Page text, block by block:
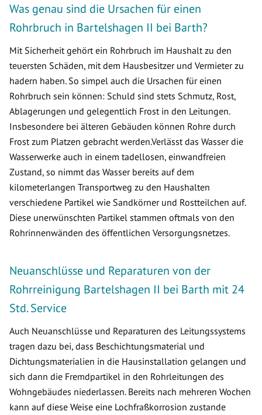
Was genau sind die Ursachen für einen
Rohrbruch in Bartelshagen II bei Barth?
Mit Sicherheit gehört ein Rohrbruch im Haushalt zu den
teuersten Schäden, mit dem Hausbesitzer und Vermieter zu
hadern haben. So simpel auch die Ursachen für einen
Rohrbruch sein können: Schuld sind stets Schmutz, Rost,
Ablagerungen und gelegentlich Frost in den Leitungen.
Insbesondere bei älteren Gebäuden können Rohre durch
Frost zum Platzen gebracht werden.Verlässt das Wasser die
Wasserwerke auch in einem tadellosen, einwandfreien
Zustand, so nimmt das Wasser bereits auf dem
kilometerlangen Transportweg zu den Haushalten
verschiedene Partikel wie Sandkörner und Rostteilchen auf.
Diese unerwünschten Partikel stammen oftmals von den
Rohrinnenwänden des öffentlichen Versorgungsnetzes.
Neuanschlüsse und Reparaturen von der
Rohrreinigung Bartelshagen II bei Barth mit 24
Std. Service
Auch Neuanschlüsse und Reparaturen des Leitungssystems
tragen dazu bei, dass Beschichtungsmaterial und
Dichtungsmaterialien in die Hausinstallation gelangen und
sich dann die Fremdpartikel in den Rohrleitungen des
Wohngebäudes niederlassen. Bereits nach mehreren Wochen
kann auf diese Weise eine Lochfraßkorrosion zustande